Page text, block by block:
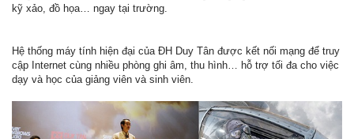
kỹ xảo, đồ họa… ngay tại trường.
Hệ thống máy tính hiện đại của ĐH Duy Tân được kết nối mạng để truy
cập Internet cùng nhiều phòng ghi âm, thu hình… hỗ trợ tối đa cho việc
dạy và học của giảng viên và sinh viên.